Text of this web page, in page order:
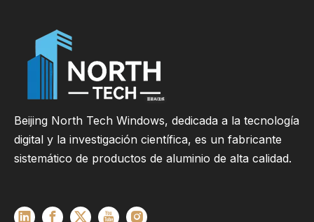
Beijing North Tech Windows, dedicada a la tecnología
digital y la investigación científica, es un fabricante
sistemático de productos de aluminio de alta calidad.